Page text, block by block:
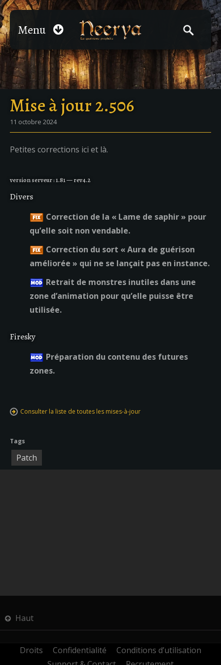
Menu
Mise à jour 2.506
11 octobre 2024
Petites corrections ici et là.
version serveur : 1.81 — rev4.2
Divers
Correction de la « Lame de saphir » pour
qu’elle soit non vendable.
Correction du sort « Aura de guérison
améliorée » qui ne se lançait pas en instance.
Retrait de monstres inutiles dans une
zone d’animation pour qu’elle puisse être
utilisée.
Firesky
Préparation du contenu des futures
zones.
Consulter la liste de toutes les mises-à-jour
Tags
Patch
Haut
Droits Confidentialité
Conditions d’utilisation